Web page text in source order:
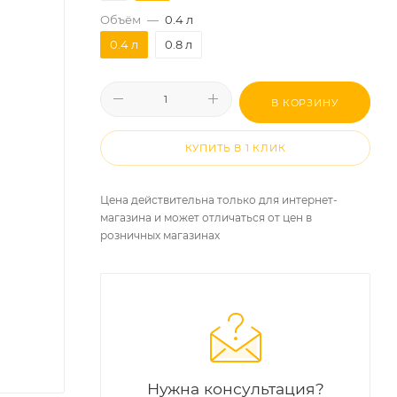
Объём — 0.4 л
0.4 л
0.8 л
В КОРЗИНУ
КУПИТЬ В 1 КЛИК
Цена действительна только для интернет-
магазина и может отличаться от цен в
розничных магазинах
Нужна консультация?